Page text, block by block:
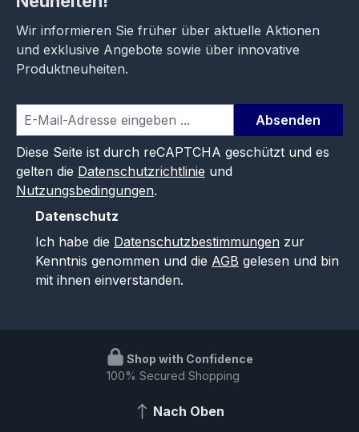
Wir informieren Sie früher über aktuelle Aktionen
und exklusive Angebote sowie über innovative
Produktneuheiten.
Absenden
Diese Seite ist durch reCAPTCHA geschützt und es
gelten die Datenschutzrichtlinie und
Nutzungsbedingungen.
Datenschutz
Ich habe die Datenschutzbestimmungen zur
Kenntnis genommen und die AGB gelesen und bin
mit ihnen einverstanden.
Shop with Confidence
100% Secured Shopping
Nach Oben